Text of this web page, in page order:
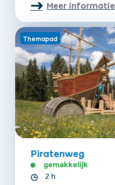
Meer informatie
Themapad
Piratenweg
gemakkelijk
2 h